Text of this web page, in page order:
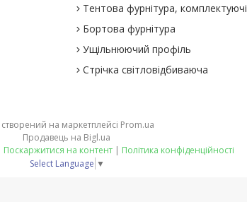
Тентова фурнітура, комплектуючі
Бортова фурнітура
Ущільнюючий профіль
Стрічка світловідбиваюча
на маркетплейсі Prom.ua
Продавець на Bigl.ua
Поскаржитися на контент | Політика конфіденційності
Select Language ▼